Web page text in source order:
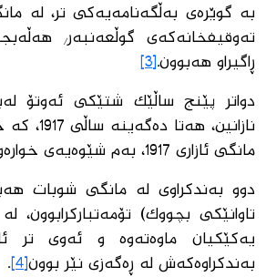
تەوقیفخانەكەی گوڵعەنبەر/
ڕاگیراو هەبوون.[3]
دواتر پێنج ساڵێك شتێكی ئەوتۆ
نازانین،
مانگی ئازاری 1917، بەم شێوەیەی خوارەوە بووە:
دوو بەندكراوی لە مانگی شوبات
تاوانێكی بچووك) تۆمەتباركرابوون، لە
یەكێكیان ماوەتەوە و ئەوی تر
بەندكراوەكەش لە ڕەگەزی نێر بوون[4]
.